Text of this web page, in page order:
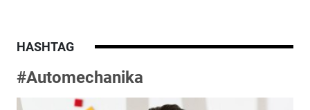
HASHTAG
#Automechanika